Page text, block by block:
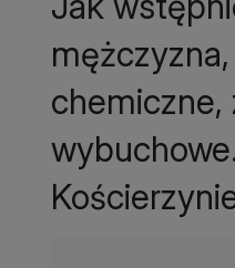
chemiczne,